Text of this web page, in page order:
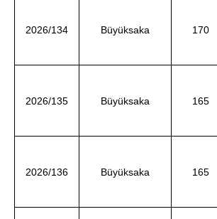
2026/134 Büyüksaka 170
2026/135 Büyüksaka 165
2026/136 Büyüksaka 165